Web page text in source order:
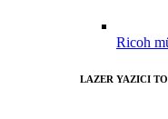
Ricoh
LAZER YAZICI